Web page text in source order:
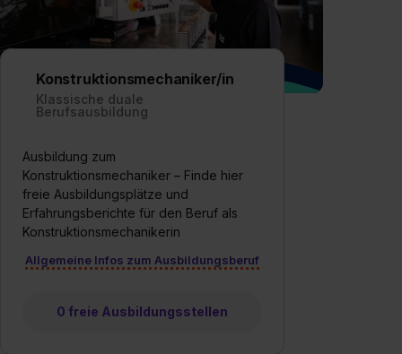
Konstruktionsmechaniker/in
Klassische duale
Berufsausbildung
Ausbildung zum
Konstruktionsmechaniker – Finde hier
freie Ausbildungsplätze und
Erfahrungsberichte für den Beruf als
Konstruktionsmechanikerin
Allgemeine Infos zum Ausbildungsberuf
0 freie Ausbildungsstellen